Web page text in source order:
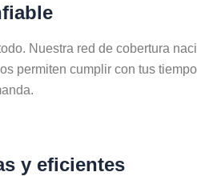
Nuestra red de cobertura
permiten cumplir con tus
y eficientes